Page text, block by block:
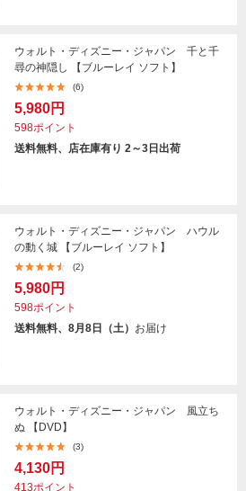
ウォルト・ディズニー・ジャパン 千と千
尋の神隠し 【ブルーレイ ソフト】
(6)
5,980円
598ポイント
送料無料、店在庫有り 2～3日出荷
ウォルト・ディズニー・ジャパン ハウル
の動く城 【ブルーレイ ソフト】
(2)
5,980円
598ポイント
送料無料、8月8日（土） お届け
ウォルト・ディズニー・ジャパン 風立ち
ぬ 【DVD】
(3)
4,130円
413ポイント